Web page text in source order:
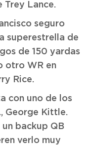
Trey Lance.
seguro
superestrella de
de 150 yardas
otro WR en
Rice.
con uno de los
George Kittle.
backup QB
verlo muy